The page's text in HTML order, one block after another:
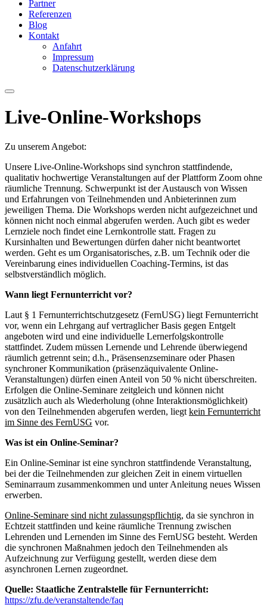
Partner
Referenzen
Blog
Kontakt
Anfahrt
Impressum
Datenschutzerklärung
Live-Online-Workshops
Zu unserem Angebot:
Unsere Live-Online-Workshops sind synchron stattfindende,
qualitativ hochwertige Veranstaltungen auf der Plattform Zoom ohne
räumliche Trennung. Schwerpunkt ist der Austausch von Wissen
und Erfahrungen von Teilnehmenden und Anbieterinnen zum
jeweiligen Thema. Die Workshops werden nicht aufgezeichnet und
können nicht noch einmal abgerufen werden. Auch gibt es weder
Lernziele noch findet eine Lernkontrolle statt. Fragen zu
Kursinhalten und Bewertungen dürfen daher nicht beantwortet
werden. Geht es um Organisatorisches, z.B. um Technik oder die
Vereinbarung eines individuellen Coaching-Termins, ist das
selbstverständlich möglich.
Wann liegt Fernunterricht vor?
Laut § 1 Fernunterrichtschutzgesetz (FernUSG) liegt Fernunterricht
vor, wenn ein Lehrgang auf vertraglicher Basis gegen Entgelt
angeboten wird und eine individuelle Lernerfolgskontrolle
stattfindet. Zudem müssen Lernende und Lehrende überwiegend
räumlich getrennt sein; d.h., Präsensenzseminare oder Phasen
synchroner Kommunikation (präsenzäquivalente Online-
Veranstaltungen) dürfen einen Anteil von 50 % nicht überschreiten.
Erfolgen die Online-Seminare zeitgleich und können nicht
zusätzlich auch als Wiederholung (ohne Interaktionsmöglichkeit)
von den Teilnehmenden abgerufen werden, liegt kein Fernunterricht
im Sinne des FernUSG vor.
Was ist ein Online-Seminar?
Ein Online-Seminar ist eine synchron stattfindende Veranstaltung,
bei der die Teilnehmenden zur gleichen Zeit in einem virtuellen
Seminarraum zusammenkommen und unter Anleitung neues Wissen
erwerben.
Online-Seminare sind nicht zulassungspflichtig, da sie synchron in
Echtzeit stattfinden und keine räumliche Trennung zwischen
Lehrenden und Lernenden im Sinne des FernUSG besteht. Werden
die synchronen Maßnahmen jedoch den Teilnehmenden als
Aufzeichnung zur Verfügung gestellt, werden diese dem
asynchronen Lernen zugeordnet.
Quelle: Staatliche Zentralstelle für Fernunterricht:
https://zfu.de/veranstaltende/faq